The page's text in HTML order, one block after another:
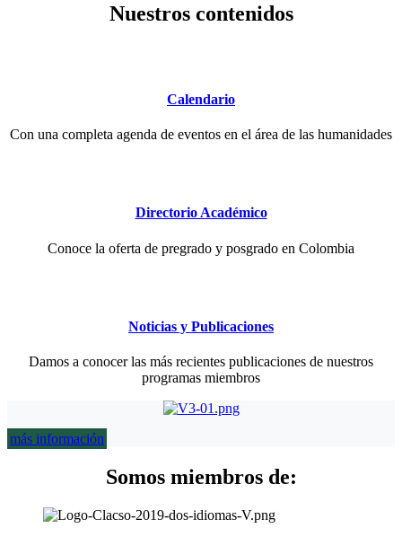
Nuestros contenidos
Calendario
Con una completa agenda de eventos en el área de las humanidades
Directorio Académico
Conoce la oferta de pregrado y posgrado en Colombia
Noticias y Publicaciones
Damos a conocer las más recientes publicaciones de nuestros
programas miembros
más información
Somos miembros de: